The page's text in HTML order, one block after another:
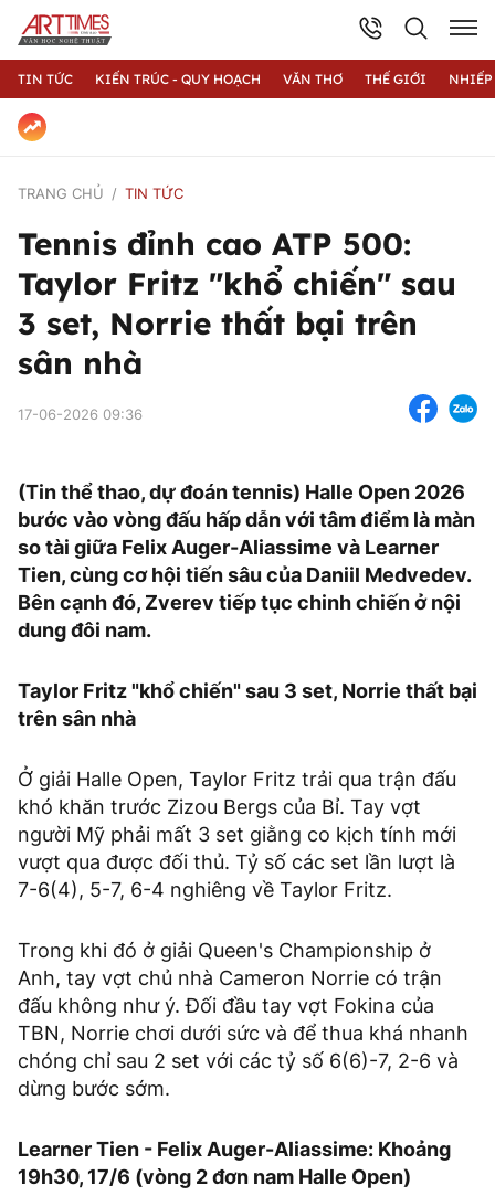
TIN TỨC KIẾN TRÚC - QUY HOẠCH VĂN THƠ THẾ GIỚI
TRANG CHỦ TIN TỨC
Tennis đỉnh cao ATP 500:
Taylor Fritz "khổ chiến" sau
3 set, Norrie thất bại trên
sân nhà
17-06-2026 09:36
(Tin thể thao, dự đoán tennis) Halle Open 2026
bước vào vòng đấu hấp dẫn với tâm điểm là màn
so tài giữa Felix Auger-Aliassime và Learner
Tien, cùng cơ hội tiến sâu của Daniil Medvedev.
Bên cạnh đó, Zverev tiếp tục chinh chiến ở nội
dung đôi nam.
Taylor Fritz "khổ chiến" sau 3 set, Norrie thất bại
trên sân nhà
Ở giải Halle Open, Taylor Fritz trải qua trận đấu
khó khăn trước Zizou Bergs của Bỉ. Tay vợt
người Mỹ phải mất 3 set giằng co kịch tính mới
vượt qua được đối thủ. Tỷ số các set lần lượt là
7-6(4), 5-7, 6-4 nghiêng về Taylor Fritz.
Trong khi đó ở giải Queen's Championship ở
Anh, tay vợt chủ nhà Cameron Norrie có trận
đấu không như ý. Đối đầu tay vợt Fokina của
TBN, Norrie chơi dưới sức và để thua khá nhanh
chóng chỉ sau 2 set với các tỷ số 6(6)-7, 2-6 và
dừng bước sớm.
Learner Tien - Felix Auger-Aliassime: Khoảng
19h30, 17/6 (vòng 2 đơn nam Halle Open)